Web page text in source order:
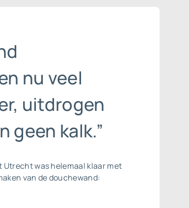
nu veel
uitdrogen
geen kalk.”
Utrecht was helemaal klaar met
van de douchewand: